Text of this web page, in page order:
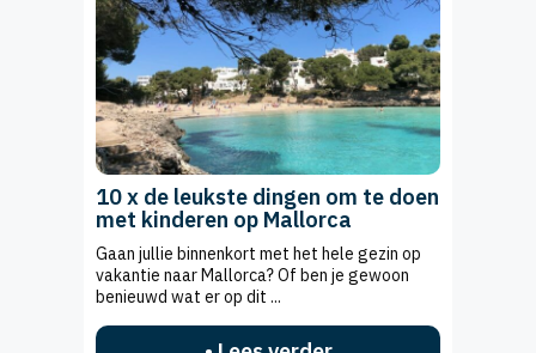
10 x de leukste dingen om te doen
met kinderen op Mallorca
Gaan jullie binnenkort met het hele gezin op
vakantie naar Mallorca? Of ben je gewoon
benieuwd wat er op dit ...